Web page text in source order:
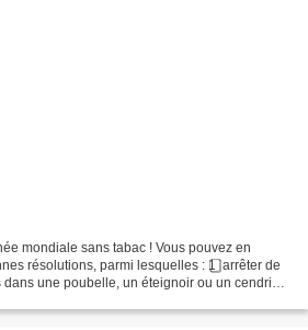
mondiale sans tabac ! Vous pouvez en
résolutions, parmi lesquelles : 1️ ⃣ arrêter de
dans une poubelle, un éteignoir ou un cendrier